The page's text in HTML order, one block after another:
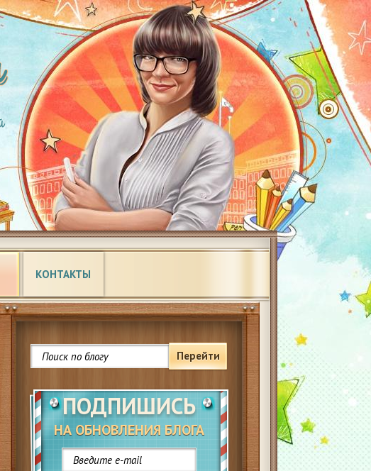
КОНТАКТЫ
Перейти
ПОДПИШИСЬ
НА ОБНОВЛЕНИЯ БЛОГА